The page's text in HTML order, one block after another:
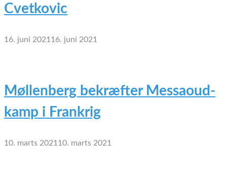
Cvetkovic
16. juni 2021 16. juni 2021
Møllenberg bekræfter Messaoud-
kamp i Frankrig
10. marts 2021 10. marts 2021